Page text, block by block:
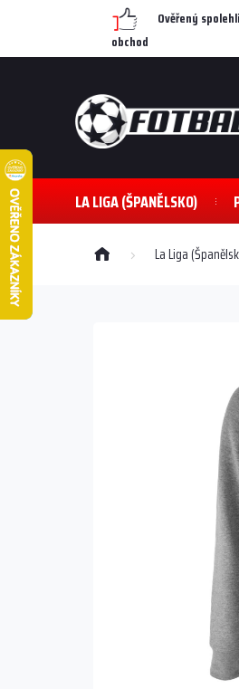
Ověřený
obchod
LA LIGA (ŠPANĚLSKO)
Domů La Liga